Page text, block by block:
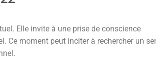
Elle invite à une prise de conscience
Ce moment peut inciter à rechercher un